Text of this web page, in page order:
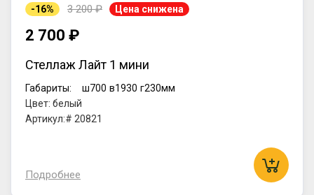
-16% 3 200 ₽ Цена снижена
2 700 ₽
Стеллаж Лайт 1 мини
Габариты: ш700 в1930 г230мм
Цвет: белый
Артикул:# 20821
Подробнее